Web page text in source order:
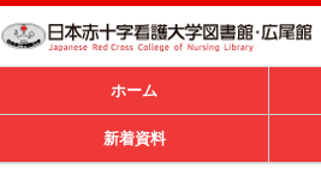
ホーム
新着資料